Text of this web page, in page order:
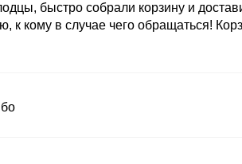
быстро собрали корзину и
к кому в случае чего обращаться!